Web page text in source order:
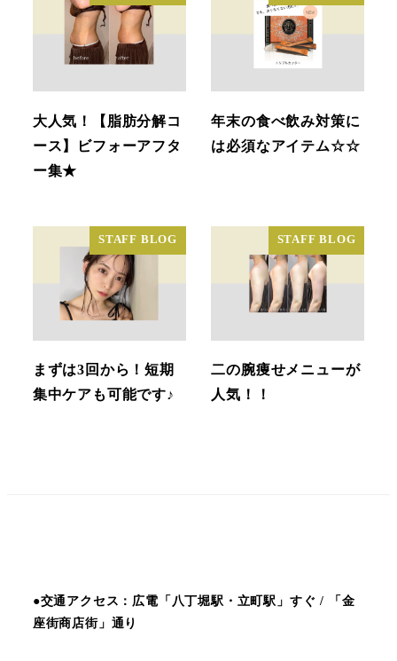
大人気！【脂肪分解コ
ース】ビフォーアフタ
ー集★
年末の食べ飲み対策に
は必須なアイテム☆☆
STAFF BLOG
まずは3回から！短期
集中ケアも可能です♪
STAFF BLOG
二の腕痩せメニューが
人気！！
●交通アクセス：広電「八丁堀駅・立町駅」すぐ / 「金
座街商店街」通り